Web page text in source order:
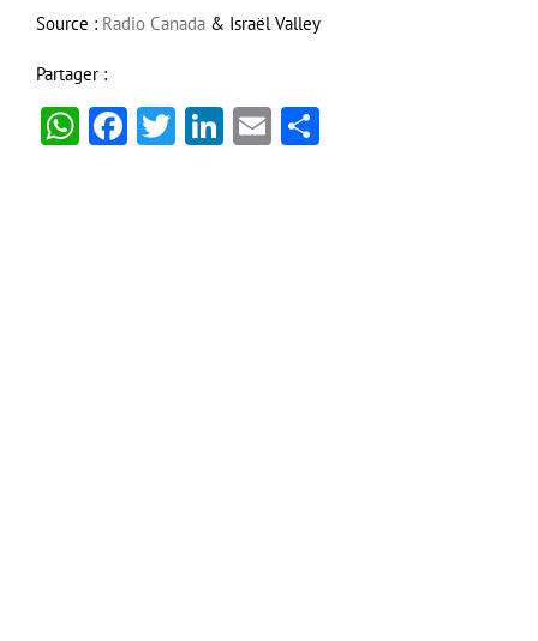
Source : Radio Canada & Israël Valley
Partager :
WhatsApp
Facebook
Twitter
LinkedIn
Email